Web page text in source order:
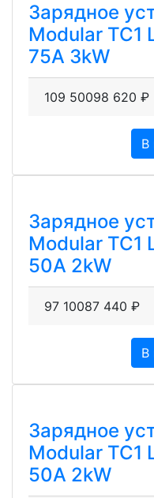
Зарядное
Modular TC1
75A 3kW
109 50098 620 ₽
В
Зарядное
Modular TC1
50A 2kW
97 10087 440 ₽
В
Зарядное
Modular TC1
50A 2kW